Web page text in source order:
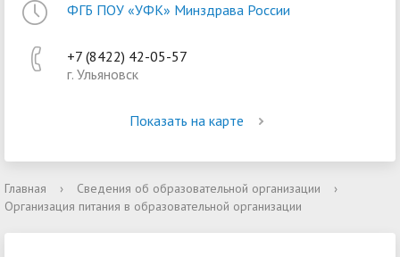
ФГБ ПОУ «УФК» Минздрава России
+7 (8422) 42-05-57
г. Ульяновск
Показать на карте
Главная › Сведения об образовательной организации
›
Организация питания в образовательной организации